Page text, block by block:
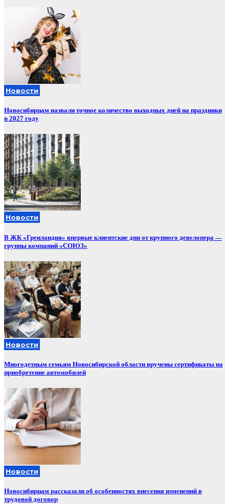
Новости
Новосибирцам назвали точное количество выходных дней на праздники
в 2027 году
Новости
В ЖК «Гренландия» впервые клиентские дни от крупного девелопера —
группы компаний «СОЮЗ»
Новости
Многодетным семьям Новосибирской области вручены сертификаты на
приобретение автомобилей
Новости
Новосибирцам рассказали об особенностях внесения изменений в
трудовой договор